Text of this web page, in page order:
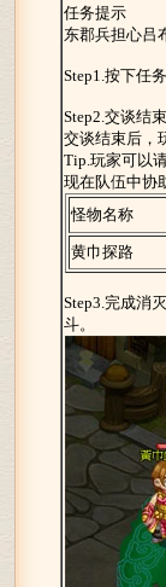
任务提示
东郡兵担心吕
Step1.按下任
Step2.交谈结
交谈结束后，
Tip.玩家可以
现在队伍中协
怪物名称
黄巾探路
Step3.完成消
斗。